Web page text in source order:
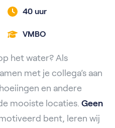
40 uur
VMBO
het water? Als
met je collega’s aan
en andere
mooiste locaties. Geen
bent, leren wij